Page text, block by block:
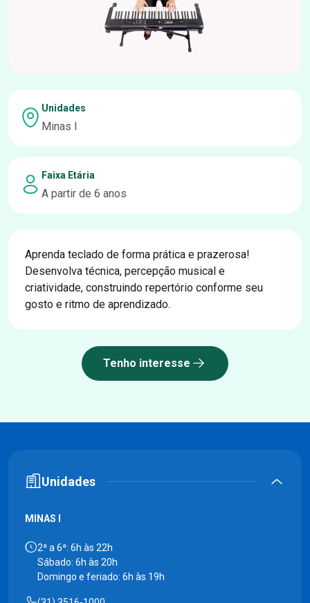
Unidades
Minas I
Faixa Etária
A partir de 6 anos
Aprenda teclado de forma prática e prazerosa!
Desenvolva técnica, percepção musical e
criatividade, construindo repertório conforme seu
gosto e ritmo de aprendizado.
Tenho interesse
Unidades
MINAS I
2ª a 6ª: 6h às 22h
Sábado: 6h às 20h
Domingo e feriado: 6h às 19h